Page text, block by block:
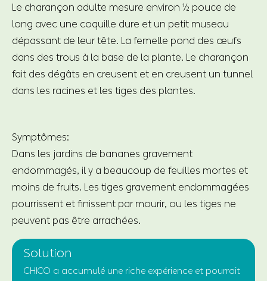
Le charançon adulte mesure environ ½ pouce de
long avec une coquille dure et un petit museau
dépassant de leur tête. La femelle pond des œufs
dans des trous à la base de la plante. Le charançon
fait des dégâts en creusent et en creusent un tunnel
dans les racines et les tiges des plantes.
Symptômes:
Dans les jardins de bananes gravement
endommagés, il y a beaucoup de feuilles mortes et
moins de fruits. Les tiges gravement endommagées
pourrissent et finissent par mourir, ou les tiges ne
peuvent pas être arrachées.
Solution
CHICO a accumulé une riche expérience et pourrait